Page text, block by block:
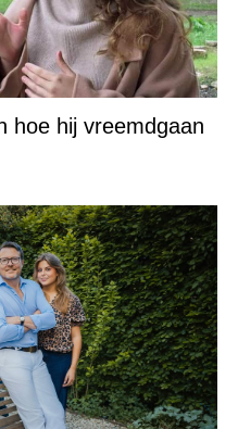
hoe hij vreemdgaan